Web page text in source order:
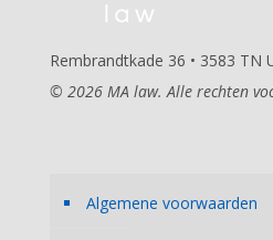
Rembrandtkade 36 • 3583 TN
© 2026 MA law. Alle rechten
Algemene voorwaarden